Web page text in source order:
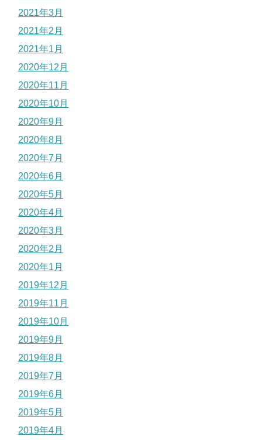
2021年3月
2021年2月
2021年1月
2020年12月
2020年11月
2020年10月
2020年9月
2020年8月
2020年7月
2020年6月
2020年5月
2020年4月
2020年3月
2020年2月
2020年1月
2019年12月
2019年11月
2019年10月
2019年9月
2019年8月
2019年7月
2019年6月
2019年5月
2019年4月